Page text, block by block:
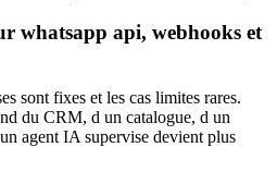
whatsapp api, webhooks et
sont fixes et les cas limites rares.
du CRM, d un catalogue, d un
agent IA supervise devient plus